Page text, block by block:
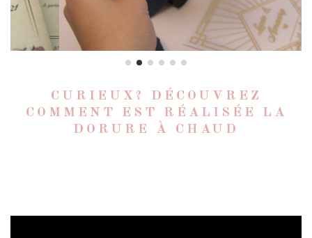
CURIEUX? DÉCOUVREZ
COMMENT EST RÉALISÉE LA
DORURE À CHAUD